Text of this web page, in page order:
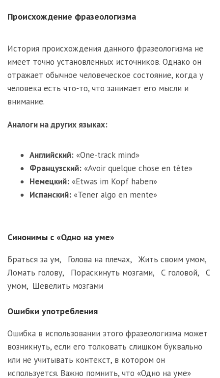
Происхождение фразеологизма
История происхождения данного фразеологизма не
имеет точно установленных источников. Однако он
отражает обычное человеческое состояние, когда у
человека есть что-то, что занимает его мысли и
внимание.
Аналоги на других языках:
Английский: «One-track mind»
Французский: «Avoir quelque chose en tête»
Немецкий: «Etwas im Kopf haben»
Испанский: «Tener algo en mente»
Синонимы с «Одно на уме»
Браться за ум, Голова на плечах, Жить своим умом,
Ломать голову, Пораскинуть мозгами, С головой, С
умом, Шевелить мозгами
Ошибки употребления
Ошибка в использовании этого фразеологизма может
возникнуть, если его толковать слишком буквально
или не учитывать контекст, в котором он
используется. Важно помнить, что «Одно на уме»